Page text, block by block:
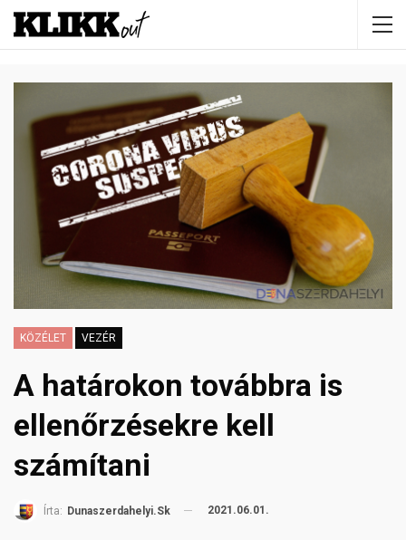
KÖZÉLET VEZÉR
A határokon továbbra is
ellenőrzésekre kell
számítani
Írta: Dunaszerdahelyi.sk 2021.06.01.